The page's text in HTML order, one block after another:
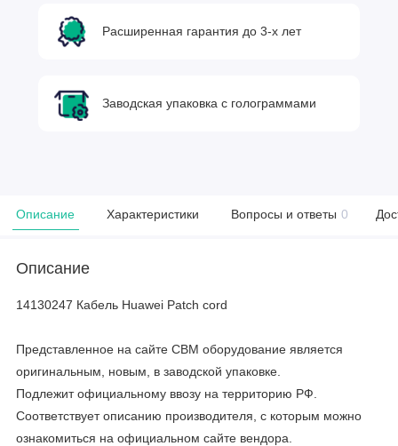
Расширенная гарантия до 3-х лет
Заводская упаковка с голограммами
Описание Характеристики Вопросы и ответы 0
Описание
14130247 Кабель Huawei Patch cord
Представленное на сайте CBM оборудование является
оригинальным, новым, в заводской упаковке.
Подлежит официальному ввозу на территорию РФ.
Соответствует описанию производителя, с которым можно
ознакомиться на официальном сайте вендора.